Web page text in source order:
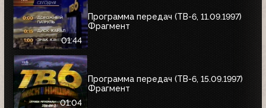
01:44
Программа передач (ТВ-6, 11.09.1997)
Фрагмент
01:04
Программа передач (ТВ-6, 15.09.1997)
Фрагмент